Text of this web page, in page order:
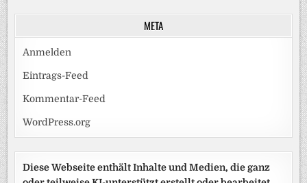
META
Anmelden
Eintrags-Feed
Kommentar-Feed
WordPress.org
Diese Webseite enthält Inhalte und Medien, die ganz